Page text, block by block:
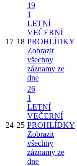
17 18
19
1
LETNÍ
VEČERNÍ
PROHLÍDKY
Zobrazit
všechny
záznamy ze
dne
24 25
26
1
LETNÍ
VEČERNÍ
PROHLÍDKY
Zobrazit
všechny
záznamy ze
dne